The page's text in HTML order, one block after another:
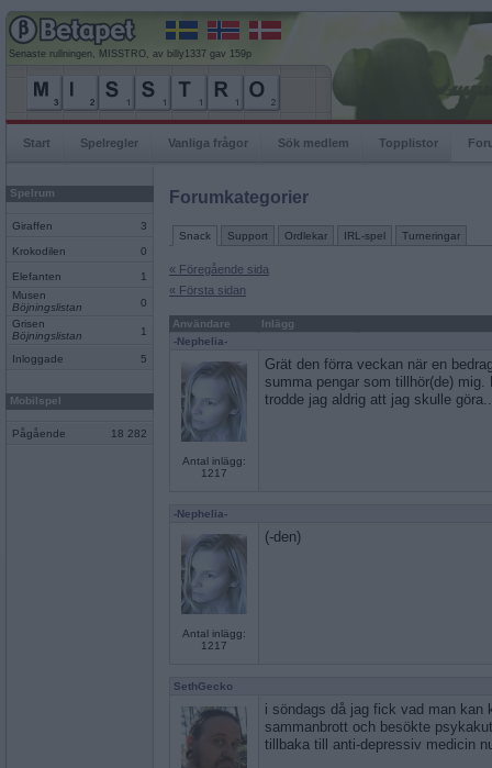
Senaste rullningen, MISSTRO, av billy1337 gav 159p
Start Spelregler Vanliga frågor Sök medlem Topplistor
Spelrum
Giraffen 3
Krokodilen 0
Elefanten
1
Musen
Böjningslistan
0
Grisen
Böjningslistan
1
Inloggade 5
Mobilspel
Pågående 18 282
Forumkategorier
Snack Support Ordlekar IRL-spel Turneringar
« Föregående sida
« Första sidan
Användare
Inlägg
-Nephelia-
Antal inlägg:
1217
Grät den förra veckan när en
summa pengar som tillhör(de) mig.
trodde jag aldrig att jag skulle
-Nephelia-
Antal inlägg:
1217
(-den)
SethGecko
i söndags då jag fick vad man kan
sammanbrott och besökte
tillbaka till anti-depressiv medicin